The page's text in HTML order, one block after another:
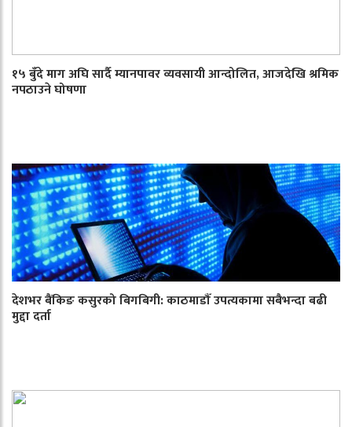
१५ बुँदे माग अघि सार्दै म्यानपावर व्यवसायी आन्दोलित, आजदेखि श्रमिक
नपठाउने घोषणा
देशभर बैंकिङ कसुरको बिगबिगी: काठमाडौँ उपत्यकामा सबैभन्दा बढी
मुद्दा दर्ता